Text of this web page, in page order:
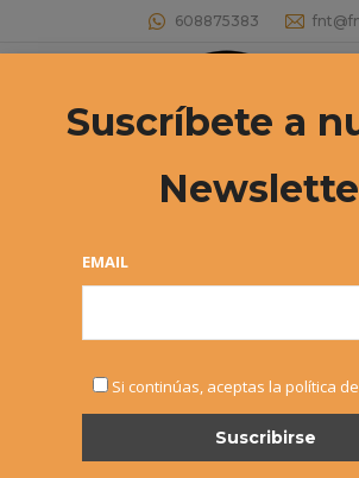
608875383
Buscar:
Archives:ABSOLUTA
ABSOLUTA
DAMAS
Suscríbete a
EMAIL
Si continúas, aceptas la política